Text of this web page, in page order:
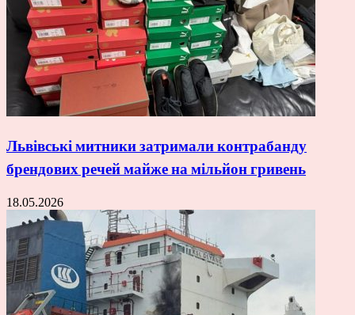
Львівські митники затримали контрабанду
брендових речей майже на мільйон гривень
18.05.2026